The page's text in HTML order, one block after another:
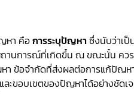
หา คือการระบุปัญหาซึ่งนับว่าเ
ถานการณ์ที่เกิดขึ้น ณ ขณะนั้น คว
า ข้อจำกัดที่ส่งผลต่อการแก้ปัญห
ละขอบเขตของปัญหาได้อย่างชัดเ